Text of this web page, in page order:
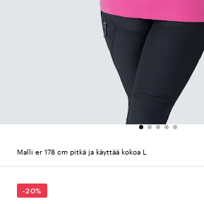
Malli er 178 cm pitkä ja käyttää kokoa L
-20%